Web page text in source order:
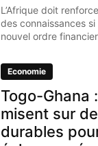
L’Afrique doit
des connaissances
nouvel ordre
Economie
Togo-Ghana
misent sur
durables